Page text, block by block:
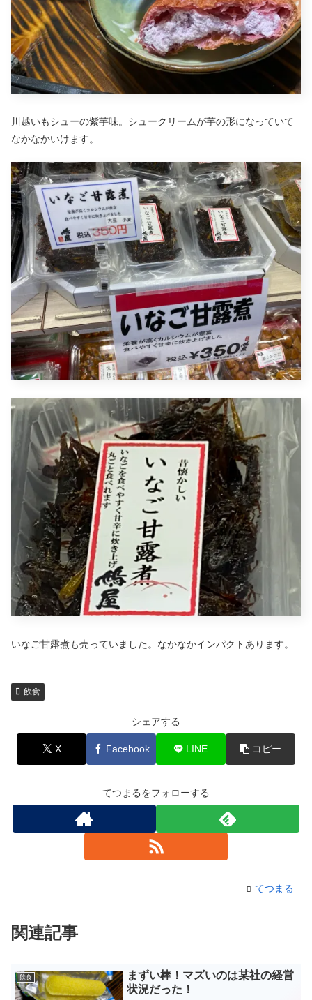
川越いもシューの紫芋味。シュークリームが芋の形になっていて
なかなかいけます。
いなご甘露煮も売っていました。なかなかインパクトあります。
飲食
シェアする
X Facebook LINE コピー
てつまるをフォローする
てつまる
関連記事
飲食
まずい棒！マズいのは某社の経営
状況だった！